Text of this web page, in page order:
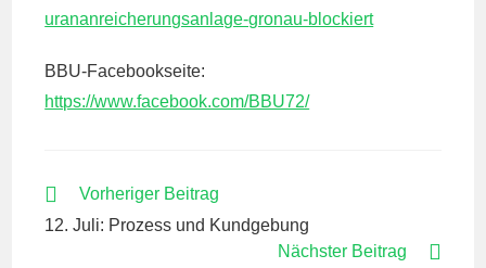
urananreicherungsanlage-gronau-blockiert
BBU-Facebookseite:
https://www.facebook.com/BBU72/
WEITERE
ANSEHEN
Vorheriger Beitrag
12. Juli: Prozess und Kundgebung
Nächster Beitrag